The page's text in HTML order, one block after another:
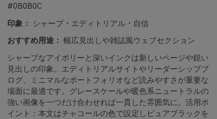
#0B0B0C
印象：
シャープ・エディトリアル・自信
おすすめ用途： 幅広見出しや雑誌風ウェブセクション
シャープなアイボリーと深いインクは新しいページや鋭い
見出しの印象。エディトリアルサイトやリーダーシップブ
ログ、ミニマルなポートフォリオなど読みやすさが重要な
場面に最適です。グレースケールや暖色系ニュートラルの
強い画像を一つだけ合わせれば一貫した雰囲気に。活用ポ
イント：本文はチャコールの色で設定しピュアブラックを